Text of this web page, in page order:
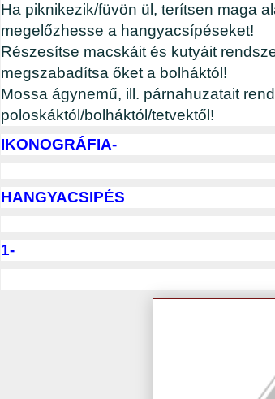
Ha piknikezik/füvön ül, terítsen maga
megelőzhesse a hangyacsípéseket!
Részesítse macskáit és kutyáit
megszabadítsa őket a bolháktól!
Mossa ágynemű, ill. párnahuzatait
poloskáktól/bolháktól/tetvektől!
IKONOGRÁFIA-
HANGYACSIPÉS
1-